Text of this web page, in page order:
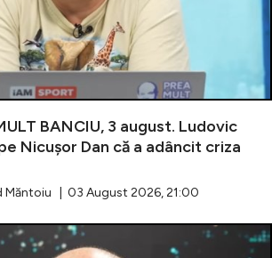
BANCIU, 3 august. Ludovic
Nicușor Dan că a adâncit criza
Măntoiu | 03 August 2026, 21:00